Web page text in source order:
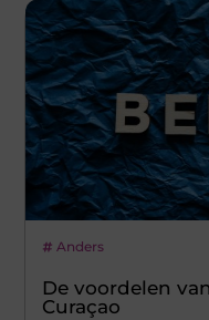
Anders
De voordelen
Curaçao